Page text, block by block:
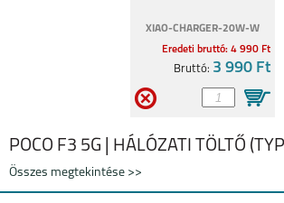
XIAOMI 12T PRO
XIAOMI 12T REDMI 10 5G
XIAO-CHARGER-20W-W
Eredeti bruttó: 4 990 Ft
Bruttó: 3 990 Ft
POCO F3 5G | HÁLÓZATI TÖLTŐ
Összes megtekintése >>